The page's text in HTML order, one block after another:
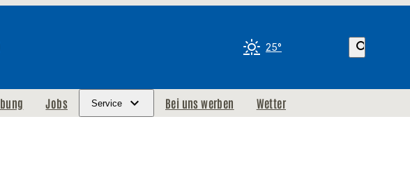
25° search
Jobs Service Bei uns werben Wetter